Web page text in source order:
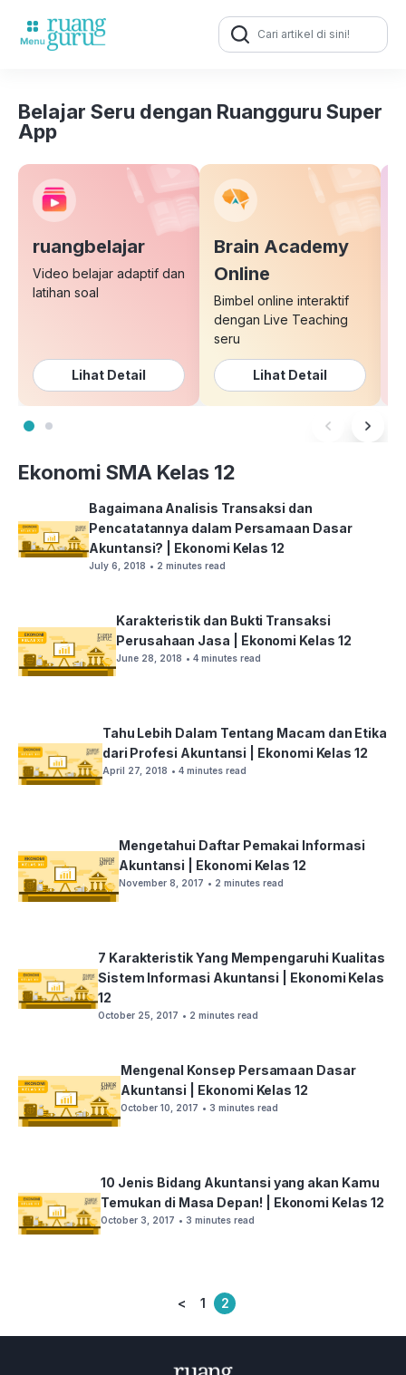
Search
for:
Belajar Seru dengan Ruangguru Super
App
ruangbelajar
Video belajar adaptif dan
latihan soal
Lihat Detail
Brain Academy
Online
Bimbel online interaktif
dengan Live Teaching
seru
Lihat Detail
Ekonomi SMA Kelas 12
Bagaimana Analisis Transaksi dan
Pencatatannya dalam Persamaan Dasar
Akuntansi? | Ekonomi Kelas 12
July 6, 2018 • 2 minutes read
Karakteristik dan Bukti Transaksi
Perusahaan Jasa | Ekonomi Kelas 12
June 28, 2018 • 4 minutes read
Tahu Lebih Dalam Tentang Macam dan Etika
dari Profesi Akuntansi | Ekonomi Kelas 12
April 27, 2018 • 4 minutes read
Mengetahui Daftar Pemakai Informasi
Akuntansi | Ekonomi Kelas 12
November 8, 2017 • 2 minutes read
7 Karakteristik Yang Mempengaruhi Kualitas
Sistem Informasi Akuntansi | Ekonomi Kelas
12
October 25, 2017 • 2 minutes read
Mengenal Konsep Persamaan Dasar
Akuntansi | Ekonomi Kelas 12
October 10, 2017 • 3 minutes read
10 Jenis Bidang Akuntansi yang akan Kamu
Temukan di Masa Depan! | Ekonomi Kelas 12
October 3, 2017 • 3 minutes read
Posts
< 1 2